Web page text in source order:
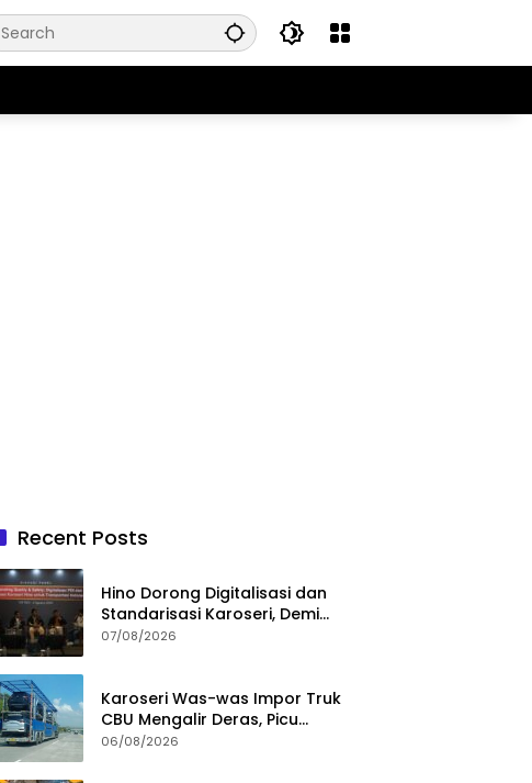
Recent Posts
Hino Dorong Digitalisasi dan
Standarisasi Karoseri, Demi
Jamin Kualitas Kendaraan
07/08/2026
Karoseri Was-was Impor Truk
CBU Mengalir Deras, Picu
Persaingan Tak Sehat
06/08/2026